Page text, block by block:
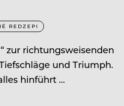
REDZEPI
zur richtungsweisenden
und Triumph.
hinführt …